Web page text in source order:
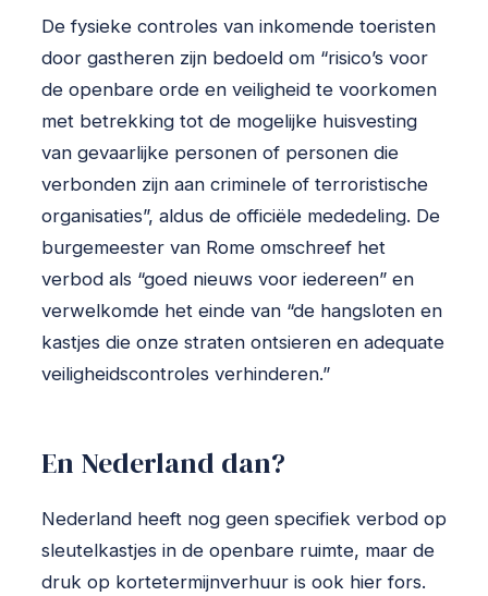
De fysieke controles van inkomende toeristen
door gastheren zijn bedoeld om “risico’s voor
de openbare orde en veiligheid te voorkomen
met betrekking tot de mogelijke huisvesting
van gevaarlijke personen of personen die
verbonden zijn aan criminele of terroristische
organisaties”, aldus de officiële mededeling. De
burgemeester van Rome omschreef het
verbod als “goed nieuws voor iedereen” en
verwelkomde het einde van “de hangsloten en
kastjes die onze straten ontsieren en adequate
veiligheidscontroles verhinderen.”
En Nederland dan?
Nederland heeft nog geen specifiek verbod op
sleutelkastjes in de openbare ruimte, maar de
druk op kortetermijnverhuur is ook hier fors.